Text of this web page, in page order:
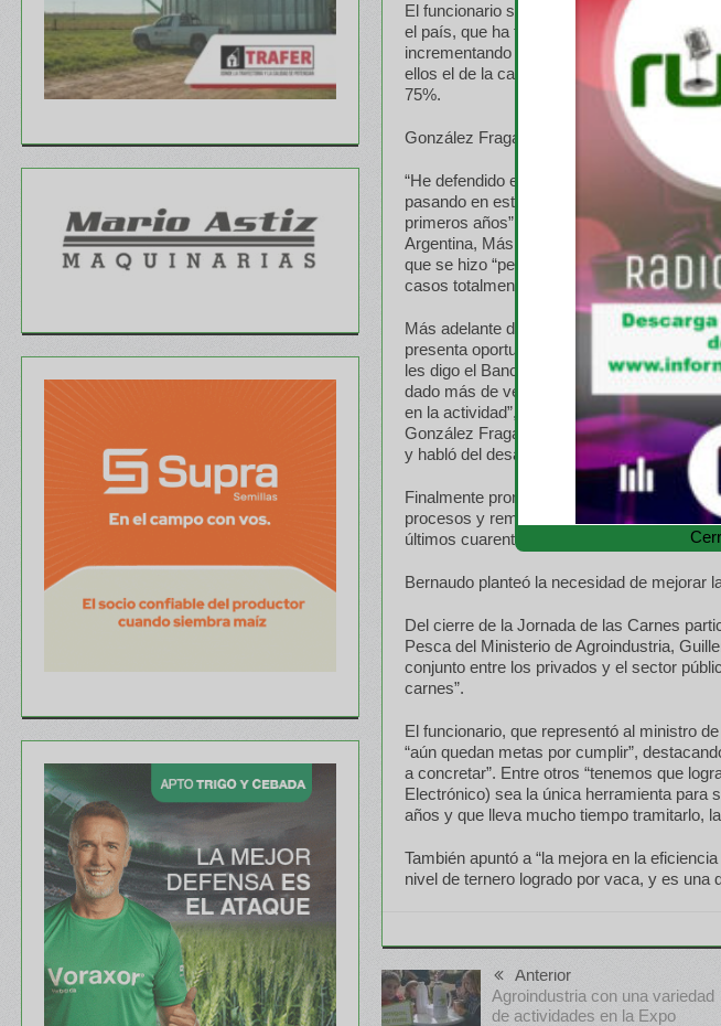
El funcionario señaló que las nuevas rutas
el país, que ha traído aparejado un notorio
incrementando significativamente las
ellos el de la carne. De acuerdo a Dietrich,
75%.
González Fraga: “El Banco Nación volvió
“He defendido el enfoque gradualista y no
pasando en estos meses de ninguna
primeros años”, expresó Javier González
Argentina, Más adelante sostuvo: “No
que se hizo “permitió arreglar con
casos totalmente-; permitió el blanqueo, y
Más adelante dijo: “Es un mundo
presenta oportunidades. Los invito a tener
les digo el Banco Nación los va a
dado más de veinte mil créditos a los
en la actividad”, dijo.
González Fraga aseguró que “el Banco
y habló del desarrollo de créditos “que
Finalmente promovió las líneas que el
procesos y remarcó: “queremos una
últimos cuarenta años, que exporte la
Bernaudo planteó la necesidad de mejorar
Del cierre de la Jornada de las Carnes
Pesca del Ministerio de Agroindustria,
conjunto entre los privados y el sector
carnes”.
El funcionario, que representó al ministro
“aún quedan metas por cumplir”,
a concretar”. Entre otros “tenemos que
Electrónico) sea la única herramienta para
años y que lleva mucho tiempo tramitarlo,
También apuntó a “la mejora en la
nivel de ternero logrado por vaca, y es una
Anterior
Agroindustria con una variedad
de actividades en la Expo